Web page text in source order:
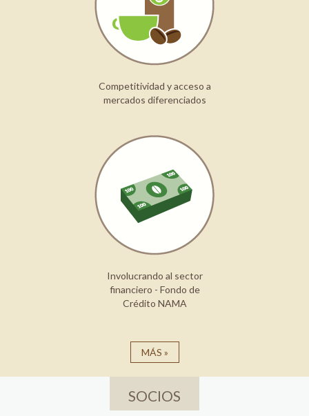
Competitividad y acceso a
mercados diferenciados
Involucrando al sector
financiero - Fondo de
Crédito NAMA
MÁS »
SOCIOS